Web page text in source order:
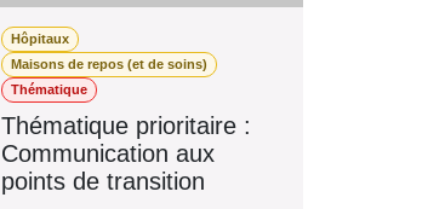
Hôpitaux
Maisons de repos (et de soins)
Thématique
Thématique prioritaire :
Communication aux
points de transition